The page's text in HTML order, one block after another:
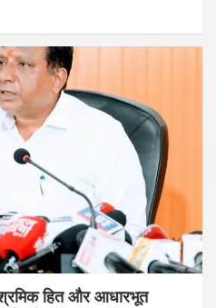
श्रमिक हित और आधारभूत